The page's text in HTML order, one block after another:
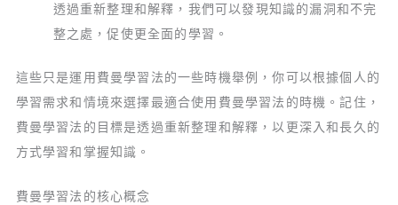
透過重新整理和解釋，我們可以發現知識的漏洞和不完
整之處，促使更全面的學習。
這些只是運用費曼學習法的一些時機舉例，你可以根據個人的
學習需求和情境來選擇最適合使用費曼學習法的時機。記住，
費曼學習法的目標是透過重新整理和解釋，以更深入和長久的
方式學習和掌握知識。
費曼學習法的核心概念